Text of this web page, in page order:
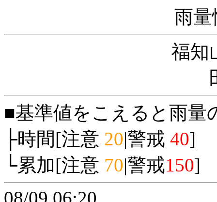
雨量
福知
■基準値をこえると雨量
├時間[注意 20|警戒 40]
└累加[注意 70|警戒150]